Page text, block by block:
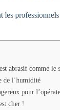
les
abrasif comme le
de l’humidité
pour
cher !